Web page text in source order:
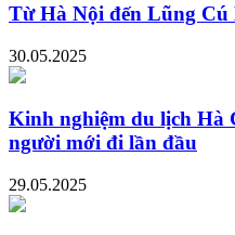
Từ Hà Nội đến Lũng Cú
30.05.2025
Kinh nghiệm du lịch Hà
người mới đi lần đầu
29.05.2025